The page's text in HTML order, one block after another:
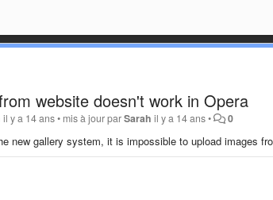
website doesn't work in Opera
il y a 14 ans• mis à jour parSarah il y a 14 ans• 0
new gallery system, it is impossible to upload images